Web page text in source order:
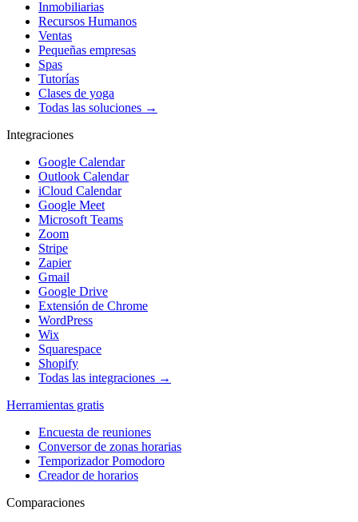
Inmobiliarias
Recursos Humanos
Ventas
Pequeñas empresas
Spas
Tutorías
Clases de yoga
Todas las soluciones →
Integraciones
Google Calendar
Outlook Calendar
iCloud Calendar
Google Meet
Microsoft Teams
Zoom
Stripe
Zapier
Gmail
Google Drive
Extensión de Chrome
WordPress
Wix
Squarespace
Shopify
Todas las integraciones →
Herramientas gratis
Encuesta de reuniones
Conversor de zonas horarias
Temporizador Pomodoro
Creador de horarios
Comparaciones